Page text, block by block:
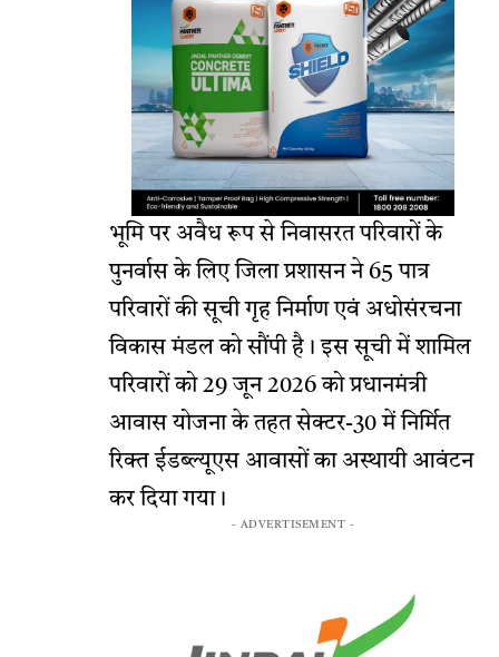
भूमि पर अवैध रूप से निवासरत परिवारों के
पुनर्वास के लिए जिला प्रशासन ने 65 पात्र
परिवारों की सूची गृह निर्माण एवं अधोसंरचना
विकास मंडल को सौंपी है। इस सूची में शामिल
परिवारों को 29 जून 2026 को प्रधानमंत्री
आवास योजना के तहत सेक्टर-30 में निर्मित
रिक्त ईडब्ल्यूएस आवासों का अस्थायी आवंटन
कर दिया गया।
- ADVERTISEMENT -